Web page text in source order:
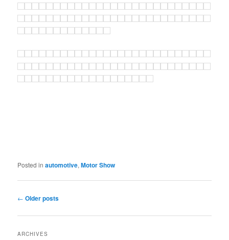
Posted in automotive,Motor Show
Post
← Older posts
ARCHIVES